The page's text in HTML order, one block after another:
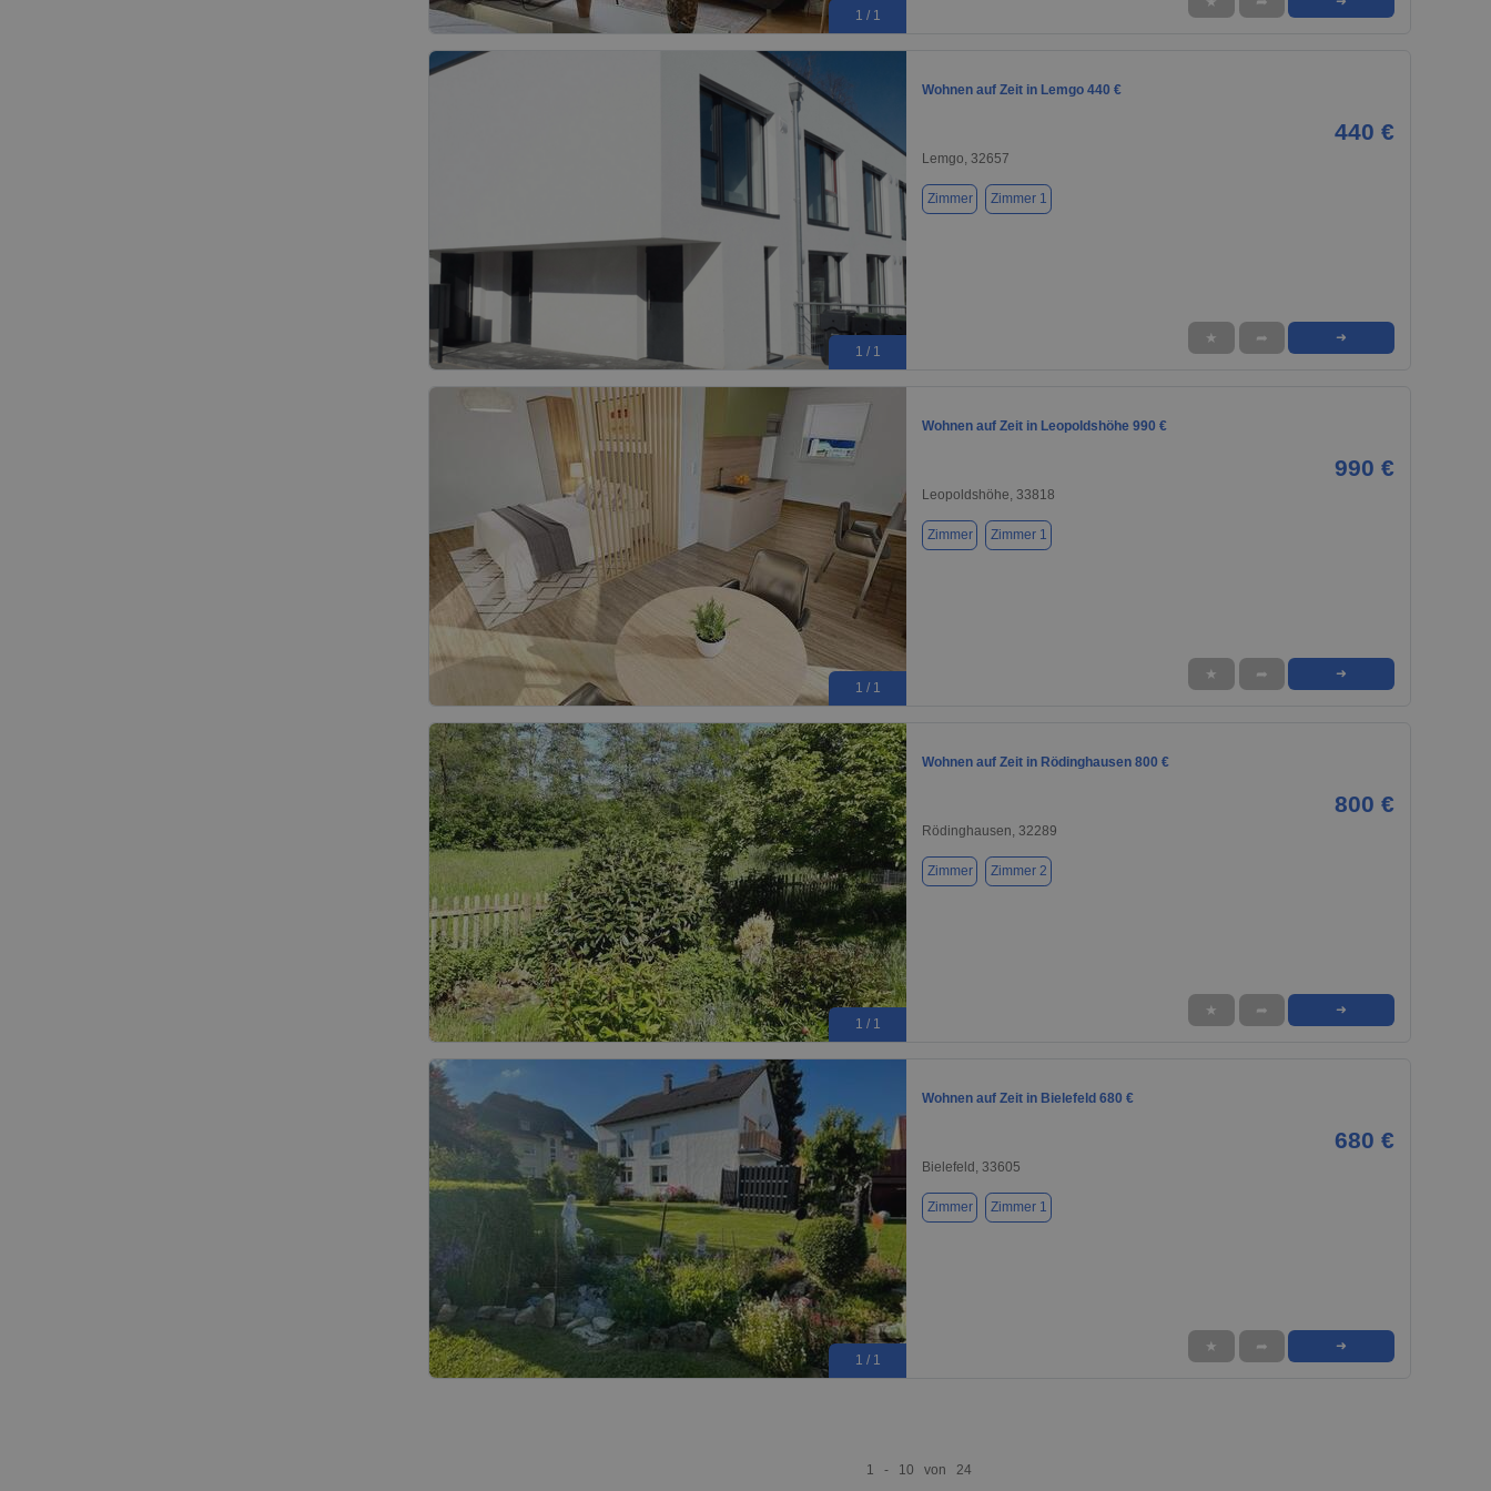
1 / 1
1 / 1
Wohnen auf Zeit in Lemgo 440 €
440 €
Lemgo, 32657
Zimmer Zimmer 1
★ ➦ ➜
1 / 1
Wohnen auf Zeit in Leopoldshöhe 990 €
990 €
Leopoldshöhe, 33818
Zimmer Zimmer 1
★ ➦ ➜
1 / 1
Wohnen auf Zeit in Rödinghausen 800 €
800 €
Rödinghausen, 32289
Zimmer Zimmer 2
★ ➦ ➜
1 / 1
Wohnen auf Zeit in Bielefeld 680 €
680 €
Bielefeld, 33605
Zimmer Zimmer 1
★ ➦ ➜
1 - 10 von 24